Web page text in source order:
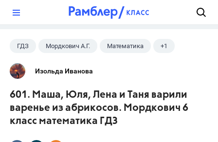
ГДЗ Мордкович А.Г. Математика +1
6 класс
Изольда Иванова
601. Маша, Юля, Лена и Таня варили
варенье из абрикосов. Мордкович 6
класс математика ГДЗ